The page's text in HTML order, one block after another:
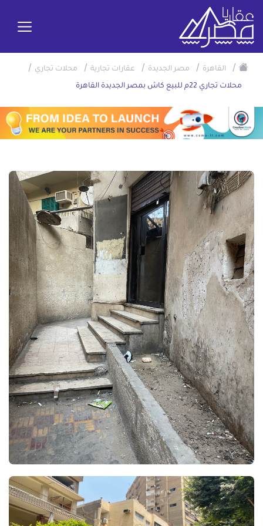
/ القاهرة / مصر الجديدة / عقارات تجارية / محلات تجاري /
محلات تجاري 22م للبيع كاش بمصر الجديدة القاهرة